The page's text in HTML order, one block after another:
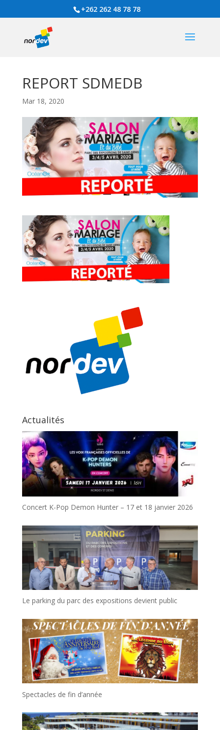
+262 262 48 78 78
REPORT SDMEDB
Mar 18, 2020
Actualités
Concert K-Pop Demon Hunter – 17 et 18 janvier 2026
Le parking du parc des expositions devient public
Spectacles de fin d’année